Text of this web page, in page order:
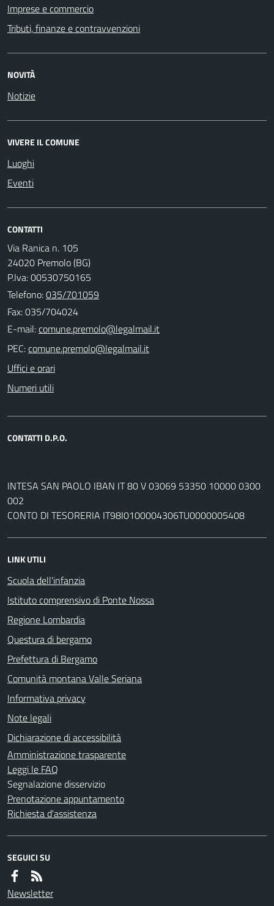
Imprese e commercio
Tributi, finanze e contravvenzioni
NOVITÀ
Notizie
VIVERE IL COMUNE
Luoghi
Eventi
CONTATTI
Via Ranica n. 105
24020 Premolo (BG)
P.Iva: 00530750165
Telefono:035/701059
Fax: 035/704024
E-mail:
PEC:
Uffici e orari
Numeri utili
CONTATTI D.P.O.
INTESA SAN PAOLO IBAN IT 80 V 03069 53350 10000 0300
002
CONTO DI TESORERIA IT98I0100004306TU0000005408
LINK UTILI
Scuola dell'infanzia
Istituto comprensivo di Ponte Nossa
Regione Lombardia
Questura di bergamo
Prefettura di Bergamo
Comunità montana Valle Seriana
Informativa privacy
Note legali
Dichiarazione di accessibilità
Amministrazione trasparente
Leggi le FAQ
Segnalazione disservizio
Prenotazione appuntamento
Richiesta d'assistenza
SEGUICI SU
Newsletter